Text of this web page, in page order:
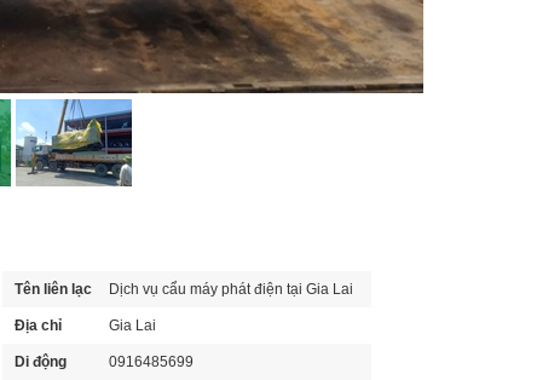
Tên liên lạc Dịch vụ cẩu máy phát điện tại Gia Lai
Địa chỉ Gia Lai
Di động 0916485699